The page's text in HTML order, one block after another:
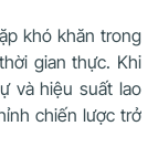
khó khăn trong
gian thực. Khi
và hiệu suất lao
chiến lược trở